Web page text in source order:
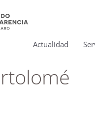
Actualidad